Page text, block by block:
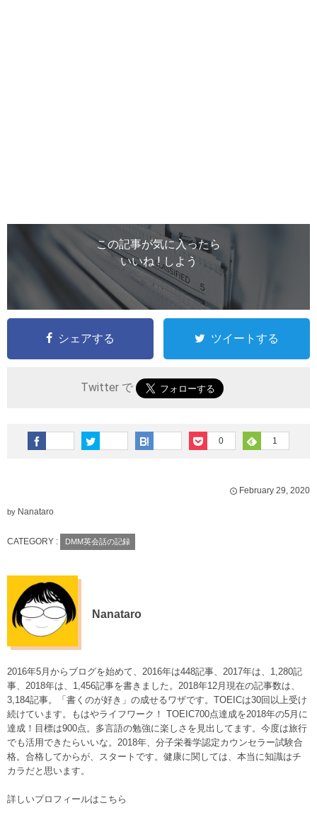
この記事が気に入ったら
いいね ! しよう
シェアする ツイートする
Twitter で
0 1
February 29, 2020
by Nanataro
CATEGORY : DMM英会話の記録
Nanataro
2016年5月からブログを始めて、2016年は448記事、2017年は、1,280記
事、2018年は、1,456記事を書きました。2018年12月現在の記事数は、
3,184記事。「書くのが好き」の成せるワザです。TOEICは30回以上受け
続けています。もはやライフワーク！ TOEIC700点達成を2018年の5月に
達成！目標は900点。多言語の勉強に楽しさを見出してます。今度は旅行
でも活用できたらいいな。2018年、分子栄養学認定カウンセラー試験合
格。合格してからが、スタートです。健康に関しては、本当に知識はチ
カラだと思います。
詳しいプロフィールはこちら